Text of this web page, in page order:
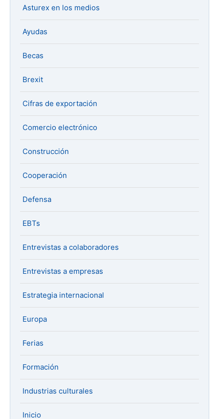
Asturex en los medios
Ayudas
Becas
Brexit
Cifras de exportación
Comercio electrónico
Construcción
Cooperación
Defensa
EBTs
Entrevistas a colaboradores
Entrevistas a empresas
Estrategia internacional
Europa
Ferias
Formación
Industrias culturales
Inicio